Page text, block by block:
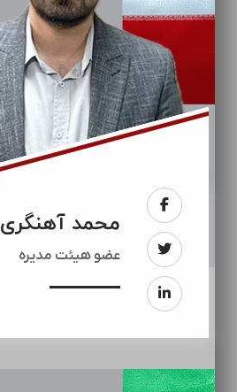
محمد آهنگری
عضو هیئت مدیره